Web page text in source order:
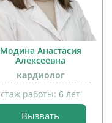
Модина Анастасия
Алексеевна
кардиолог
стаж работы: 6 лет
Вызвать